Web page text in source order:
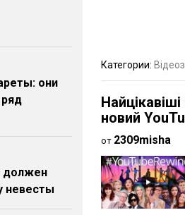
Категории:
новий
от 2309misha
они
должен
невесты